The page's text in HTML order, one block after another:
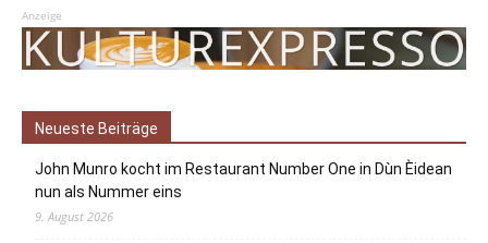
Anzeige
Neueste Beiträge
John Munro kocht im Restaurant Number One in Dùn Èidean
nun als Nummer eins
9. August 2026